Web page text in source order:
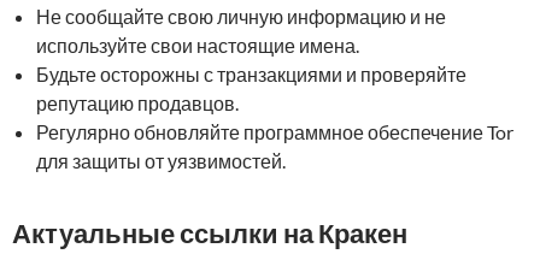
Не сообщайте свою личную информацию и не
используйте свои настоящие имена.
Будьте осторожны с транзакциями и проверяйте
репутацию продавцов.
Регулярно обновляйте программное обеспечение Tor
для защиты от уязвимостей.
Актуальные ссылки на Кракен